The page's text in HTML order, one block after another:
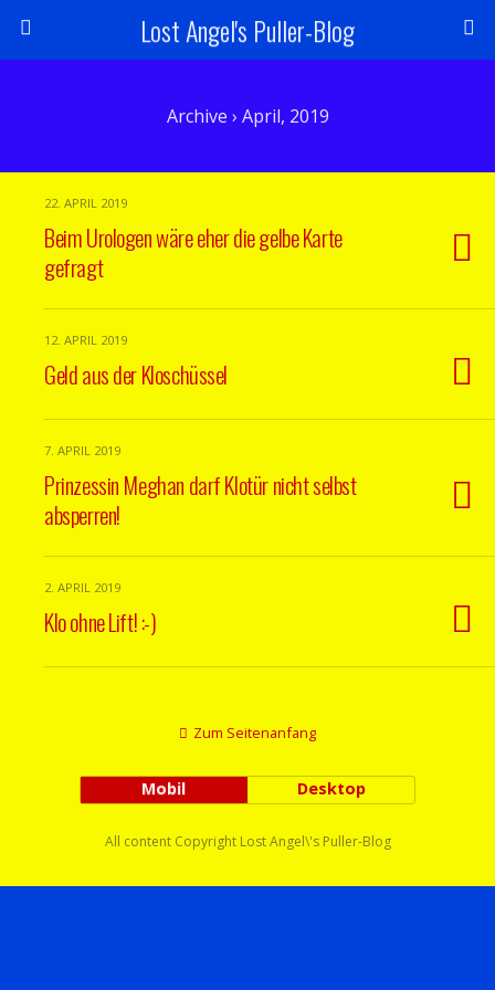
Lost Angel's Puller-Blog
Archive › April, 2019
22. APRIL 2019
Beim Urologen wäre eher die gelbe Karte
gefragt
12. APRIL 2019
Geld aus der Kloschüssel
7. APRIL 2019
Prinzessin Meghan darf Klotür nicht selbst
absperren!
2. APRIL 2019
Klo ohne Lift! :-)
Zum Seitenanfang
Mobil Desktop
All content Copyright Lost Angel\'s Puller-Blog